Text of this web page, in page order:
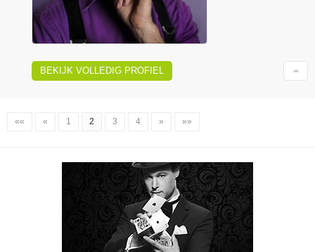
BEKIJK VOLLEDIG PROFIEL
«« « 1 2 3 4 » »»